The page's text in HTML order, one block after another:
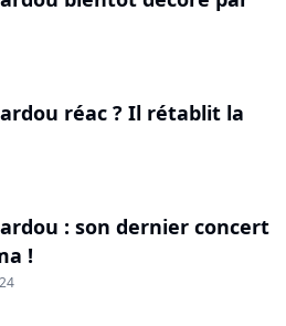
réac ? Il rétablit la
: son dernier concert
!